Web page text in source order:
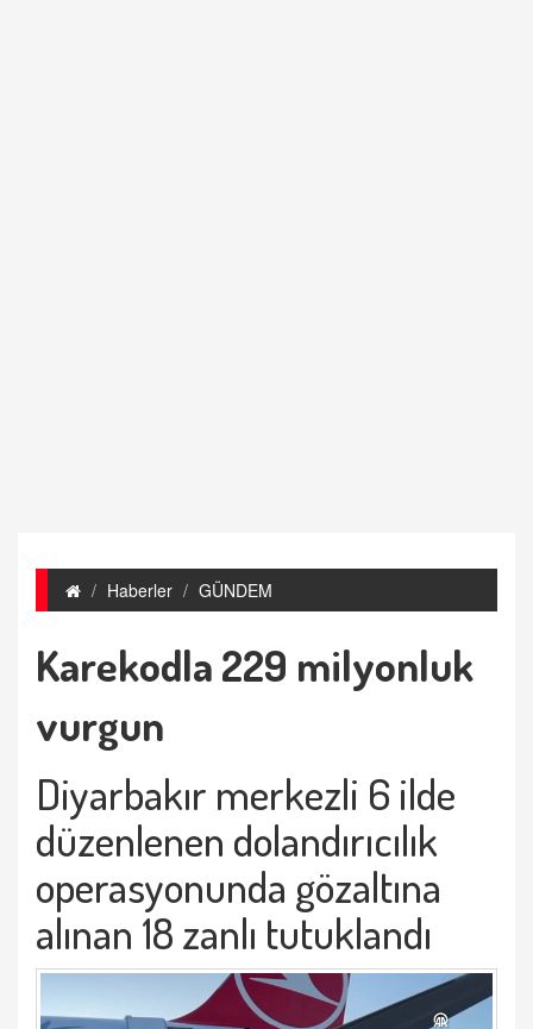
Haberler GÜNDEM
Karekodla 229 milyonluk
vurgun
Diyarbakır merkezli 6 ilde
düzenlenen dolandırıcılık
operasyonunda gözaltına
alınan 18 zanlı tutuklandı